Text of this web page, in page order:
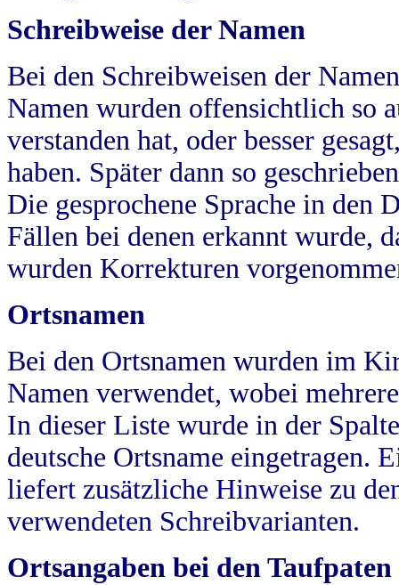
Schreibweise der Namen
Bei den Schreibweisen der
Namen wurden offensichtlich so
verstanden hat, oder besser
haben. Später dann so
Die gesprochene Sprache in
Fällen bei denen erkannt wurde,
wurden Korrekturen
Ortsnamen
Bei den Ortsnamen wurden im
Namen verwendet, wobei
In dieser Liste wurde in der
deutsche Ortsname eingetragen.
liefert zusätzliche Hinweise zu
verwendeten Schreibvarianten.
Ortsangaben bei den Taufpaten